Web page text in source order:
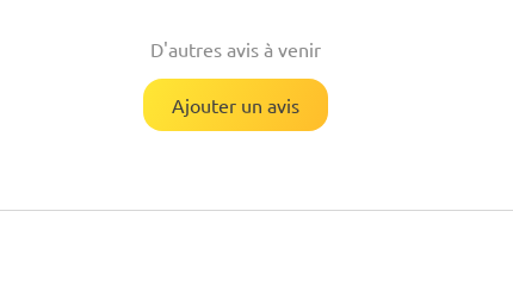
D'autres avis à venir
Ajouter un avis